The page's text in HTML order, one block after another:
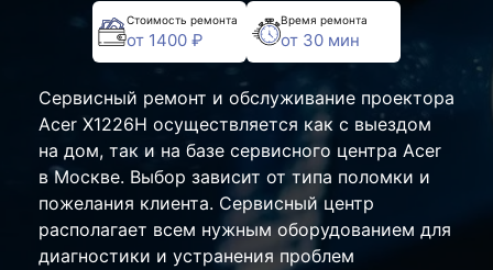
Стоимость ремонта
от 1400 ₽
Время ремонта
от 30 мин
Сервисный ремонт и обслуживание проектора
Acer X1226H осуществляется как с выездом
на дом, так и на базе сервисного центра Acer
в Москве. Выбор зависит от типа поломки и
пожелания клиента. Сервисный центр
располагает всем нужным оборудованием для
диагностики и устранения проблем